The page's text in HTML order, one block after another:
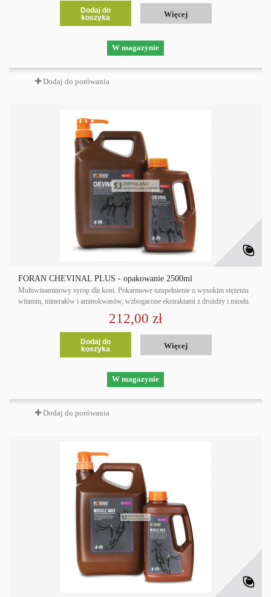
Dodaj do
koszyka
Więcej
W magazynie
Dodaj do porówania
FORAN CHEVINAL PLUS - opakowanie 2500ml
Multiwinaminowy syrop dla koni. Pokarmowe uzupełnienie o wysokim stężeniu
witamin, minerałów i aminokwasów, wzbogacone ekstraktami z drożdży i miodu.
212,00 zł
Dodaj do
koszyka
Więcej
W magazynie
Dodaj do porówania